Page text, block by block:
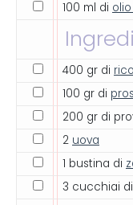
100 ml di
400 gr di
100 gr di
200 gr di
2 uova
1 bustina di
3 cucchiai di